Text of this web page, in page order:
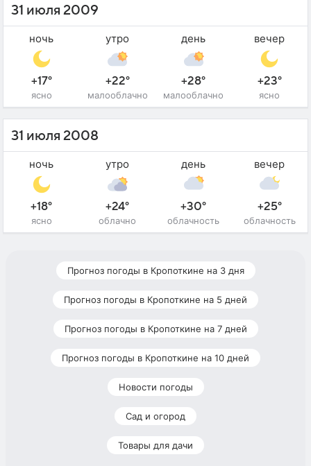
31 июля 2009
ночь
+17°
ясно
утро
+22°
малооблачно
день
+28°
малооблачно
вечер
+23°
ясно
31 июля 2008
ночь
+18°
ясно
утро
+24°
облачно
день
+30°
облачность
вечер
+25°
облачность
Прогноз погоды в Кропоткине на 3 дня
Прогноз погоды в Кропоткине на 5 дней
Прогноз погоды в Кропоткине на 7 дней
Прогноз погоды в Кропоткине на 10 дней
Новости погоды
Сад и огород
Товары для дачи